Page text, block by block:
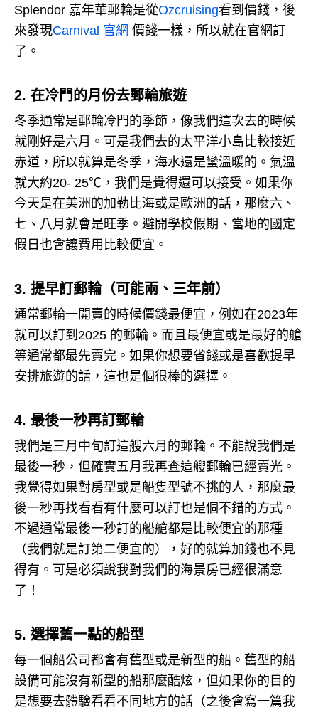
Splendor 嘉年華郵輪是從Ozcruising看到價錢，後
來發現Carnival 官網 價錢一樣，所以就在官網訂
了。
2. 在冷門的月份去郵輪旅遊
冬季通常是郵輪冷門的季節，像我們這次去的時候
就剛好是六月。 可是我們去的太平洋小島比較接近
赤道，所以就算是冬季，海水還是蠻溫暖的。 氣溫
就大約20- 25℃，我們是覺得還可以接受。 如果你
今天是在美洲的加勒比海或是歐洲的話，那麼六、
七、八月就會是旺季。 避開學校假期、當地的國定
假日也會讓費用比較便宜。
3. 提早訂郵輪（可能兩、三年前）
通常郵輪一開賣的時候價錢最便宜，例如在2023年
就可以訂到2025 的郵輪。 而且最便宜或是最好的艙
等通常都最先賣完。 如果你想要省錢或是喜歡提早
安排旅遊的話，這也是個很棒的選擇。
4. 最後一秒再訂郵輪
我們是三月中旬訂這艘六月的郵輪。 不能說我們是
最後一秒，但確實五月我再查這艘郵輪已經賣光。
我覺得如果對房型或是船隻型號不挑的人，那麼最
後一秒再找看看有什麼可以訂也是個不錯的方式。
不過通常最後一秒訂的船艙都是比較便宜的那種
（我們就是訂第二便宜的），好的就算加錢也不見
得有。 可是必須說我對我們的海景房已經很滿意
了！
5. 選擇舊一點的船型
每一個船公司都會有舊型或是新型的船。 舊型的船
設備可能沒有新型的船那麼酷炫，但如果你的目的
是想要去體驗看看不同地方的話（之後會寫一篇我